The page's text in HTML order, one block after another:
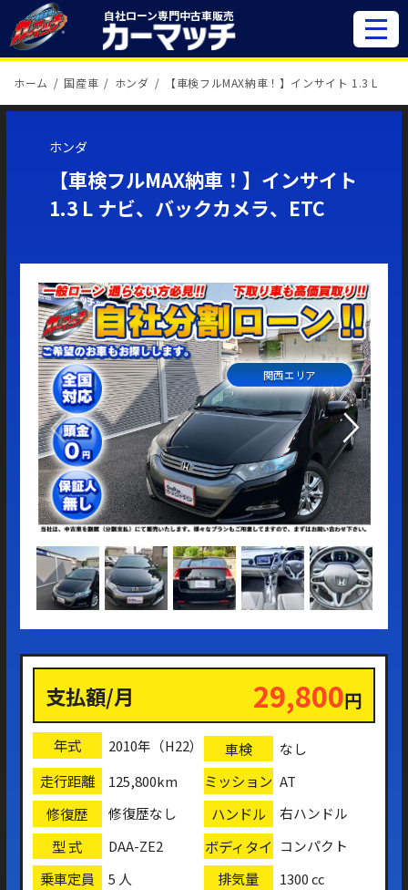
自社ローン専門中古車販売
ホーム 国産車 ホンダ 【車検フルMAX納車！】インサイト 1.3 L
ホンダ
【車検フルMAX納車！】インサイト
1.3 L ナビ、バックカメラ、ETC
関西エリア
支払額/月 29,800円
年式 2010年（H22） 車検 なし
走行距離 125,800km ミッション AT
修復歴 修復歴なし ハンドル 右ハンドル
型 式 DAA-ZE2
ボディタイ
プ
コンパクト
乗車定員 5 人 排気量 1300 cc